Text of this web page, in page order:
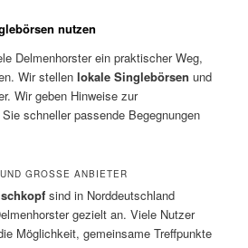
nutzen
Delmenhorster ein praktischer Weg,
Wir stellenlokale Singlebörsen und
Wir geben Hinweise zur
schneller passende Begegnungen
GROSSE ANBIETER
sind in Norddeutschland
gezielt an. Viele Nutzer
Möglichkeit, gemeinsame Treffpunkte